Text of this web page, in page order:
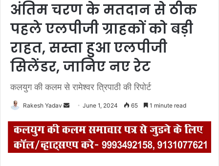
अंतिम चरण के मतदान से ठीक
पहले एलपीजी ग्राहकों को बड़ी
राहत, सस्ता हुआ एलपीजी
सिलेंडर, जानिए नए रेट
कलयुग की कलम से रामेश्वर त्रिपाठी की रिपोर्ट
Rakesh Yadav
n
d
a
June 1, 2024 65 1 minute read